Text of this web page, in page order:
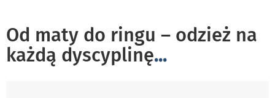
Od maty do ringu – odzież na
każdą dyscyplinę...